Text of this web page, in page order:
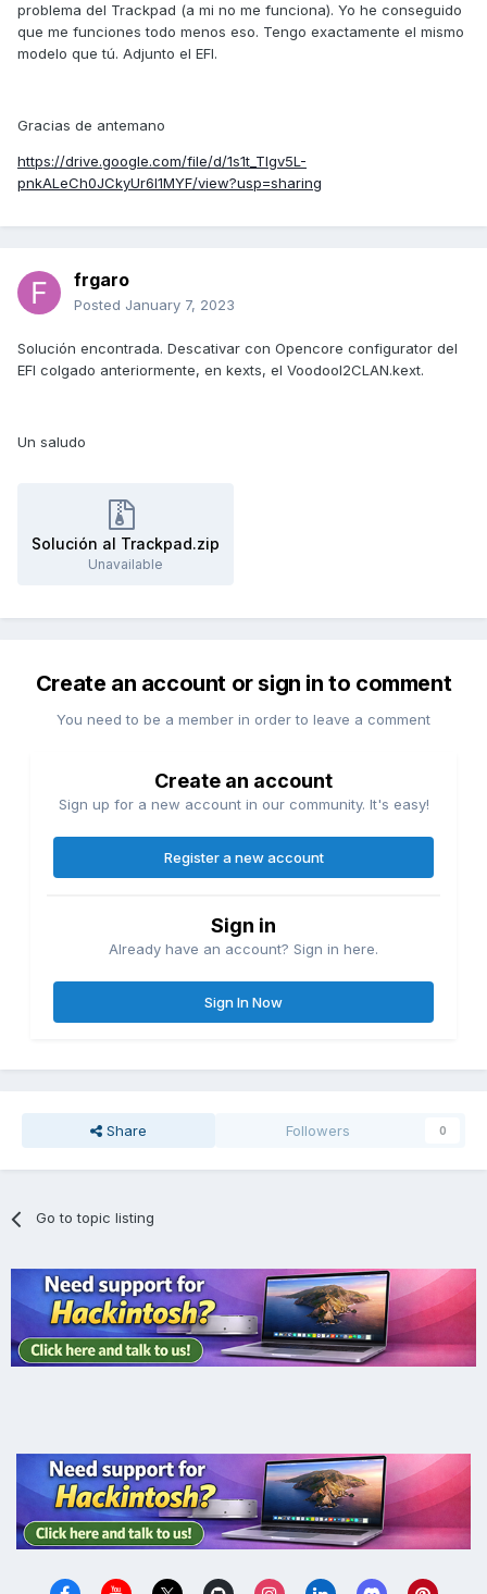
problema del Trackpad (a mi no me funciona). Yo he conseguido
que me funciones todo menos eso. Tengo exactamente el mismo
modelo que tú. Adjunto el EFI.
Gracias de antemano
https://drive.google.com/file/d/1s1t_Tlgv5L-
pnkALeCh0JCkyUr6I1MYF/view?usp=sharing
frgaro
Posted January 7, 2023
Solución encontrada. Descativar con Opencore configurator del
EFI colgado anteriormente, en kexts, el VoodooI2CLAN.kext.
Un saludo
Solución al Trackpad.zip
Unavailable
Create an account or sign in to comment
You need to be a member in order to leave a comment
Create an account
Sign up for a new account in our community. It's easy!
Register a new account
Sign in
Already have an account? Sign in here.
Sign In Now
Share Followers 0
Go to topic listing